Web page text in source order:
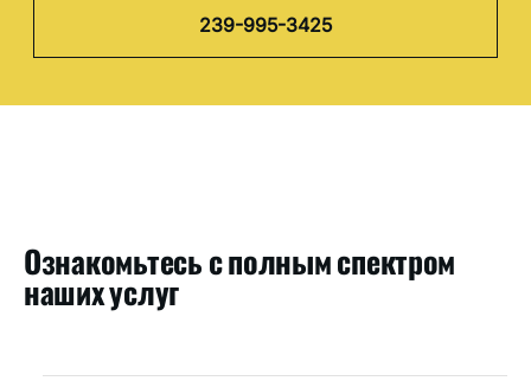
239-995-3425
Ознакомьтесь с полным спектром
наших услуг